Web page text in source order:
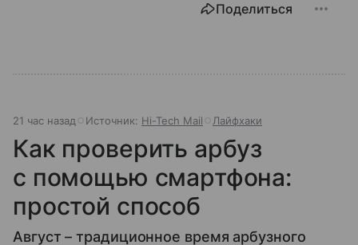
Поделиться
21 час назад Источник: Hi-Tech Mail Лайфхаки
Как проверить арбуз
с помощью смартфона:
простой способ
Август – традиционное время арбузного